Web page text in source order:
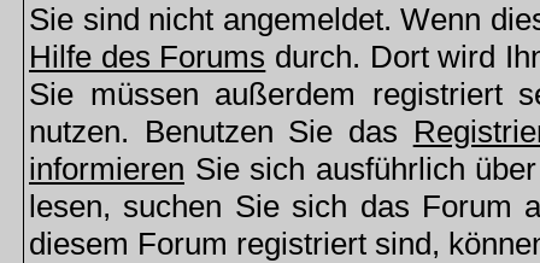
Sie sind nicht angemeldet. Wenn
Hilfe des Forums durch. Dort wird
Sie müssen außerdem registriert
nutzen. Benutzen Sie das
informieren Sie sich ausführlich
lesen, suchen Sie sich das Forum
diesem Forum registriert sind,